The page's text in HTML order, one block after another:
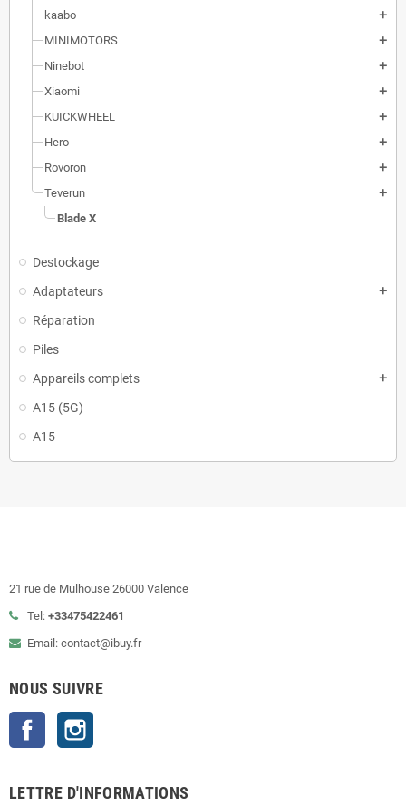
kaabo add
MINIMOTORS add
Ninebot add
Xiaomi add
KUICKWHEEL add
Hero add
Rovoron add
Teverun add
Blade X
Destockage
Adaptateurs
add
Réparation
Piles
Appareils complets
add
A15 (5G)
A15
21 rue de Mulhouse 26000 Valence
Tel: +33475422461
Email: contact@ibuy.fr
NOUS SUIVRE
Facebook
LETTRE D'INFORMATIONS